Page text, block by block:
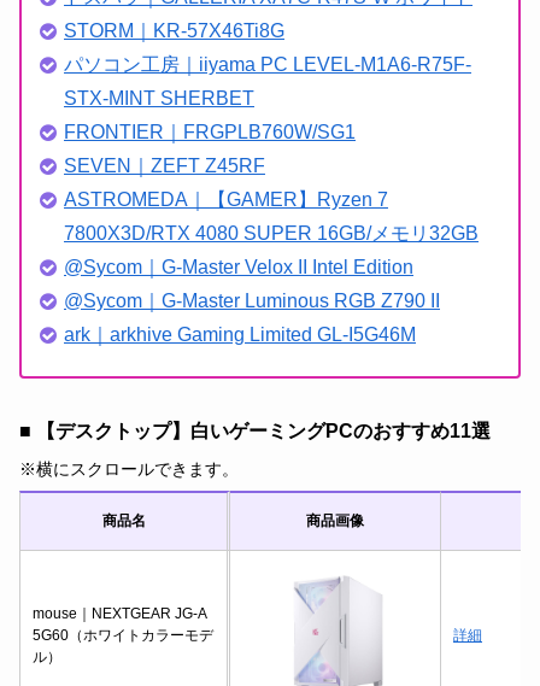
STORM｜KR-57X46Ti8G
パソコン工房｜iiyama PC LEVEL-M1A6-R75F-
STX-MINT SHERBET
FRONTIER｜FRGPLB760W/SG1
SEVEN｜ZEFT Z45RF
ASTROMEDA｜【GAMER】Ryzen 7
7800X3D/RTX 4080 SUPER 16GB/メモリ32GB
@Sycom｜G-Master Velox II Intel Edition
@Sycom｜G-Master Luminous RGB Z790 II
ark｜arkhive Gaming Limited GL-I5G46M
■ 【デスクトップ】白いゲーミングPCのおすすめ11選
※横にスクロールできます。
商品名 商品画像
mouse｜NEXTGEAR JG-A
5G60（ホワイトカラーモデ
ル）
詳細